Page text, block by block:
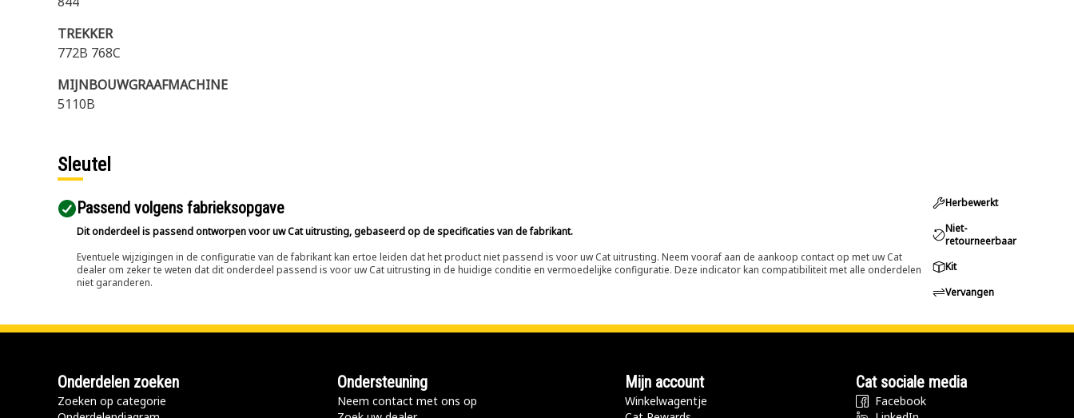
TREKKER
772B 768C
MIJNBOUWGRAAFMACHINE
5110B
Sleutel
Passend volgens fabrieksopgave
Dit onderdeel is passend ontworpen voor uw Cat uitrusting, gebaseerd op de specificaties van de fabrikant.
Eventuele wijzigingen in de configuratie van de fabrikant kan ertoe leiden dat het product niet passend is voor uw Cat uitrusting. Neem vooraf aan de aankoop contact op met uw Cat
dealer om zeker te weten dat dit onderdeel passend is voor uw Cat uitrusting in de huidige conditie en vermoedelijke configuratie. Deze indicator kan compatibiliteit met alle onderdelen
niet garanderen.
Herbewerkt
Niet-
retourneerbaar
Kit
Vervangen
Onderdelen zoeken
Zoeken op categorie
Ondersteuning
Neem contact met ons op
Mijn account
Winkelwagentje
Cat sociale media
Facebook